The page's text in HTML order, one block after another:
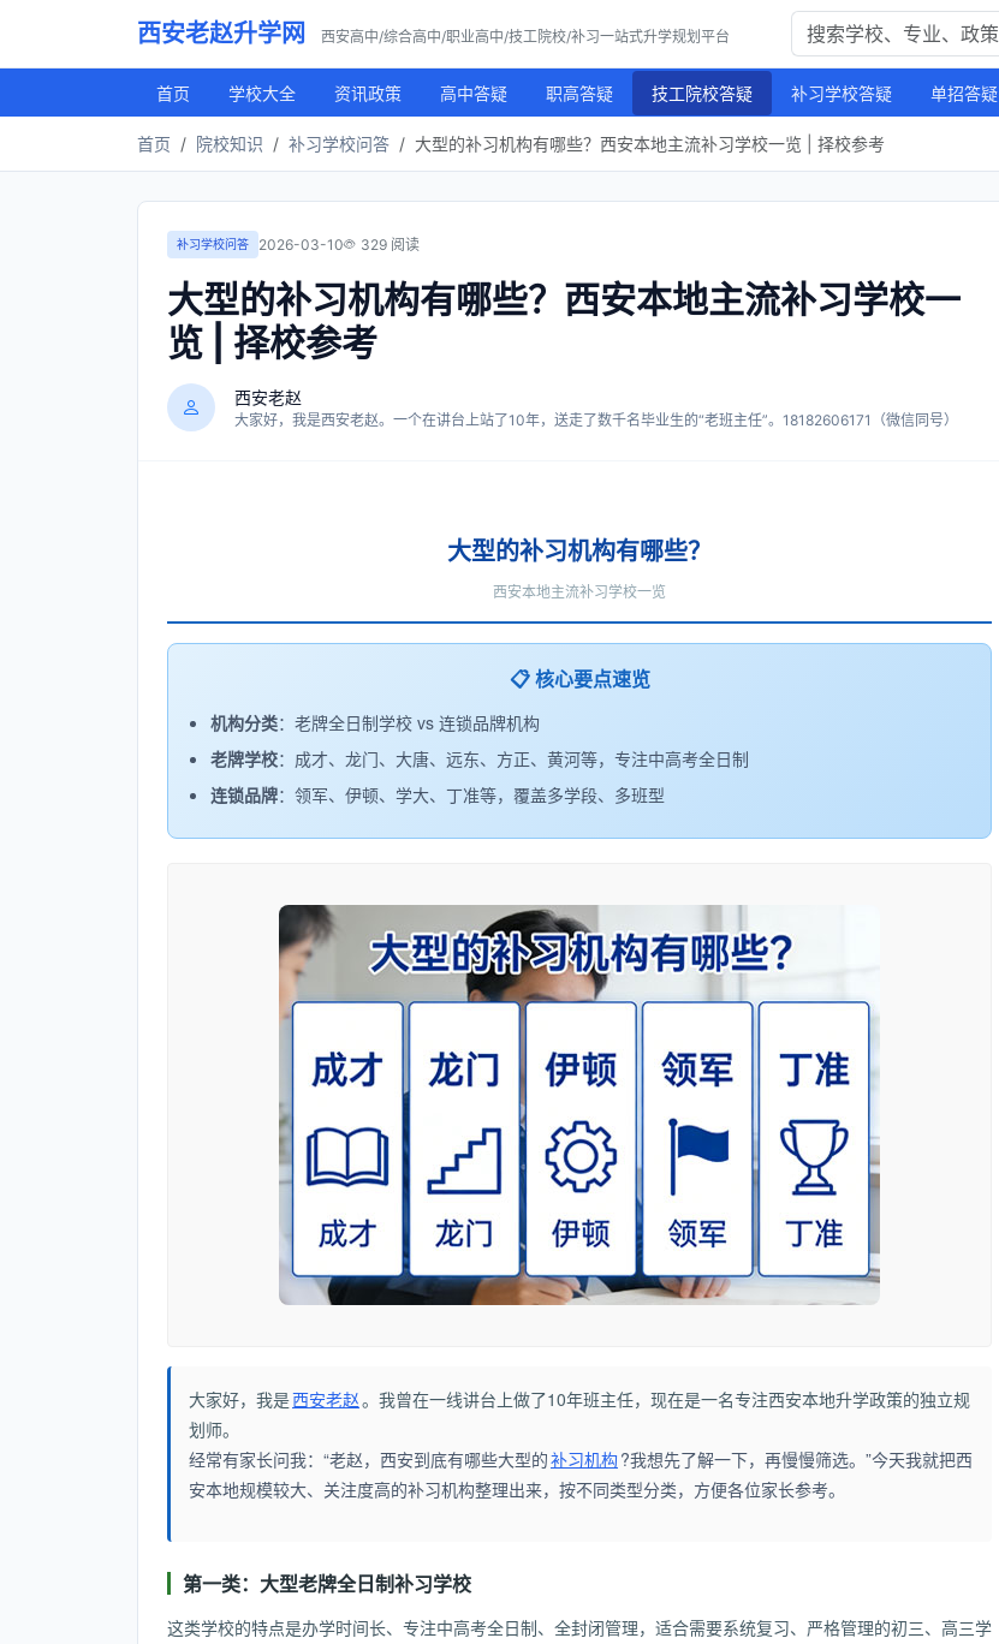
西安老赵升学网 西安高中/综合高中/职业高中/技工院校/补习一站式升学规划平台
首页 学校大全 资讯政策 高中答疑 职高答疑 技工院校答疑 补习学校答疑 单招答疑
首页 院校知识 补习学校问答 大型的补习机构有哪些？西安本地主流补习学校一览 | 择校参考
补习学校问答 2026-03-10 329 阅读
大型的补习机构有哪些？西安本地主流补习学校一
览 | 择校参考
西安老赵
大家好，我是西安老赵。一个在讲台上站了10年，送走了数千名毕业生的“老班主任”。18182606171（微信同号）
大型的补习机构有哪些？
西安本地主流补习学校一览
📋 核心要点速览
机构分类：老牌全日制学校 vs 连锁品牌机构
老牌学校：成才、龙门、大唐、远东、方正、黄河等，专注中高考全日制
连锁品牌：领军、伊顿、学大、丁准等，覆盖多学段、多班型
大家好，我是西安老赵。我曾在一线讲台上做了10年班主任，现在是一名专注西安本地升学政策的独立规
划师。
经常有家长问我：“老赵，西安到底有哪些大型的补习机构?我想先了解一下，再慢慢筛选。”今天我就把西
安本地规模较大、关注度高的补习机构整理出来，按不同类型分类，方便各位家长参考。
第一类：大型老牌全日制补习学校
这类学校的特点是办学时间长、专注中高考全日制、全封闭管理，适合需要系统复习、严格管理的初三、高三学